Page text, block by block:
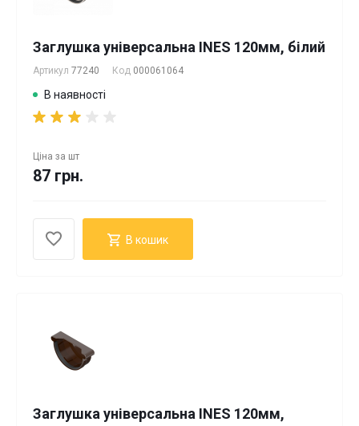
Заглушка універсальна INES 120мм, білий
Артикул 77240 Код 000061064
В наявності
Ціна за шт
87 грн.
В кошик
Заглушка універсальна INES 120мм,